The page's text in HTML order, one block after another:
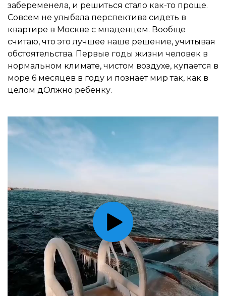
забеременела, и решиться стало как-то проще.
Совсем не улыбала перспектива сидеть в
квартире в Москве с младенцем. Вообще
считаю, что это лучшее наше решение, учитывая
обстоятельства. Первые годы жизни человек в
нормальном климате, чистом воздухе, купается в
море 6 месяцев в году и познает мир так, как в
целом дОлжно ребенку.